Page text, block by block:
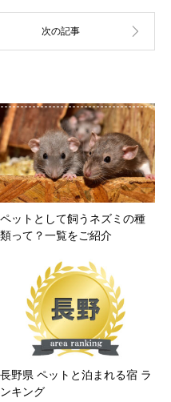
ペットとして飼うネズミの種
類って？一覧をご紹介
長野県 ペットと泊まれる宿 ラ
ンキング